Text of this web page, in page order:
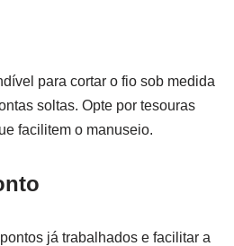
para cortar o fio sob medida
soltas. Opte por tesouras
facilitem o manuseio.
já trabalhados e facilitar a